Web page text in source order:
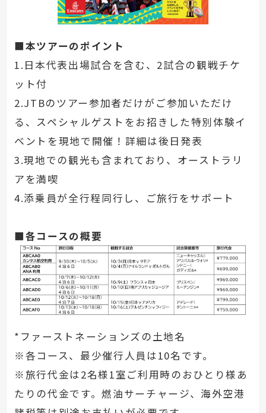
■本ツアーのポイント
1.日本代表出場試合を含む、2試合の観戦チケ
ット付
2.JTBのツアー参加者だけがご参加いただけ
る、スペシャルゲストをお招きした特別体験イ
ベントを現地で開催！詳細は後日発表
3.現地での観光も含まれており、オーストラリ
アを満喫
4.添乗員が全行程同行し、ご旅行をサポート
■各コースの概要
*ファーストネーションズの土地名
※各コース、最少催行人員は10名です。
※旅行代金は2名様1室ご利用時のおひとり様あ
たりの代金です。燃油サーチャージ、海外空港